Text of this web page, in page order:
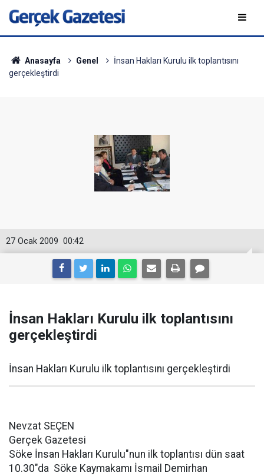
Anasayfa Genel
İnsan Hakları Kurulu ilk toplantısını
gerçekleştirdi
00:42
27 Ocak 2009
İnsan Hakları Kurulu ilk toplantısını
gerçekleştirdi
İnsan Hakları Kurulu ilk toplantısını gerçekleştirdi
Nevzat SEÇEN
Gerçek Gazetesi
Söke İnsan Hakları Kurulu"nun ilk toplantısı dün saat
10.30"da Söke Kaymakamı İsmail Demirhan